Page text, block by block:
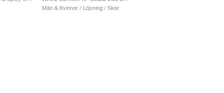
Män & Kvinnor / Löpning / Skor